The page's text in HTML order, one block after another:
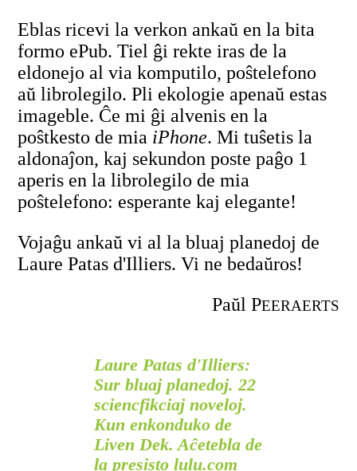
Eblas ricevi la verkon ankaŭ en la bita
formo ePub. Tiel ĝi rekte iras de la
eldonejo al via komputilo, poŝtelefono
aŭ librolegilo. Pli ekologie apenaŭ estas
imageble. Ĉe mi ĝi alvenis en la
poŝtkesto de mia iPhone. Mi tuŝetis la
aldonaĵon, kaj sekundon poste paĝo 1
aperis en la librolegilo de mia
poŝtelefono: esperante kaj elegante!
Vojaĝu ankaŭ vi al la bluaj planedoj de
Laure Patas d'Illiers. Vi ne bedaŭros!
Paŭl PEERAERTS
Laure Patas d'Illiers:
Sur bluaj planedoj. 22
sciencfikciaj noveloj.
Kun enkonduko de
Liven Dek. Aĉetebla de
la presistolulu.com